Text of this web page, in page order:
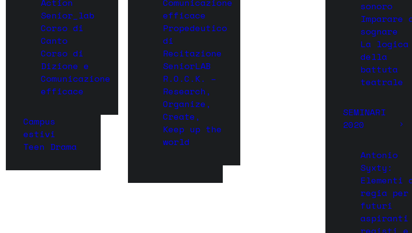
Senior_lab
Corso di
Canto
Corso di
Dizione e
Comunicazione
efficace
Campus
estivi
Teen Drama
efficace
Propedeutico
di
Recitazione
SeniorLAB
R.O.C.K. –
Research,
Organize,
Create,
Keep up the
world
sonoro
Imparare
sognare
La logica
della
battuta
teatrale
SEMINARI
2020
Antonio
Syxty:
Elementi
regia per
futuri
aspiranti